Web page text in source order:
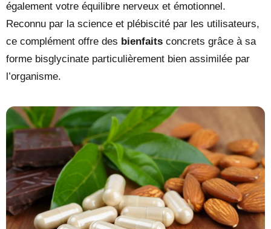
également votre équilibre nerveux et émotionnel.
Reconnu par la science et plébiscité par les utilisateurs,
ce complément offre des bienfaits concrets grâce à sa
forme bisglycinate particulièrement bien assimilée par
l’organisme.